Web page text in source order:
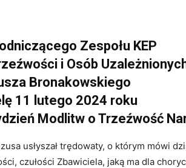
Zespołu KEP
i Osób
Bronakowskiego
11 lutego 2024 roku
Modlitw o Trzeźwość
usłyszał trędowaty, o którym mówi
czułości Zbawiciela, jaką ma dla